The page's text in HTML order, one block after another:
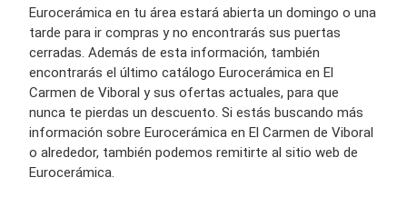
Eurocerámica en tu área estará abierta un domingo o una
tarde para ir compras y no encontrarás sus puertas
cerradas. Además de esta información, también
encontrarás el último catálogo Eurocerámica en El
Carmen de Viboral y sus ofertas actuales, para que
nunca te pierdas un descuento. Si estás buscando más
información sobre Eurocerámica en El Carmen de Viboral
o alrededor, también podemos remitirte al sitio web de
Eurocerámica.